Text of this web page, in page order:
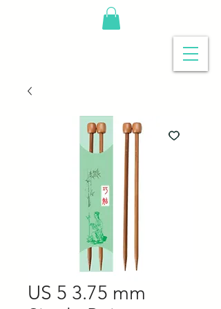
US 5 3.75 mm